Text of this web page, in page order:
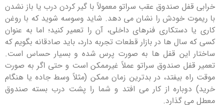
صندوق عقب سراتو معمولاً با گیر کردن درب یا باز نشدن
خودش را نشان می دهد. شاید وسوسه شوید که با روغن
فنرهای داخلی، آن را تعمیر کنید؛ اما به عنوان
ها در بازار قطعات تجربه دارد، باید صادقانه بگویم که
این قفل ها به صورت پرس شده و بسیار حساس است.
صندوق سراتو عملاً غیرممکن است و حتی اگر به صورت
بیفتد، در بدترین زمان ممکن (مثلاً وسط جاده یا هنگام
از کار می افتد و شما را پشت درب بسته صندوق
گذارد.